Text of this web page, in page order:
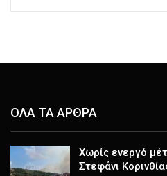
ΟΛΑ ΤΑ ΑΡΘΡΑ
Χωρίς ενεργό
Στεφάνι